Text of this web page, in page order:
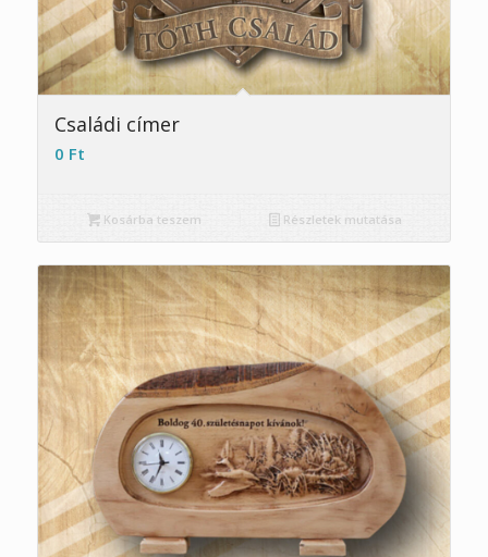
Családi címer
0 Ft
Kosárba teszem Részletek mutatása